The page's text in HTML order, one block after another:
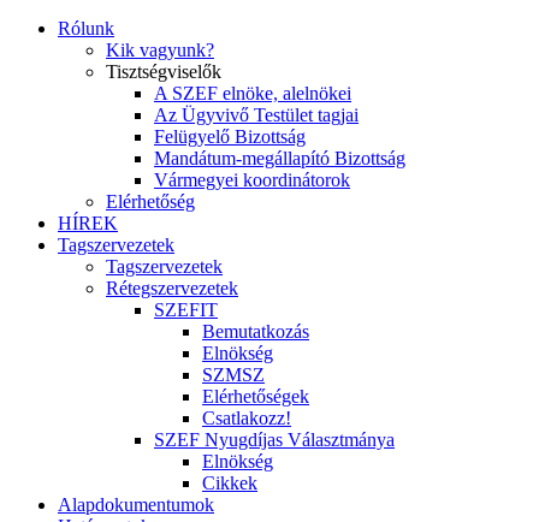
Rólunk
Kik vagyunk?
Tisztségviselők
A SZEF elnöke, alelnökei
Az Ügyvivő Testület tagjai
Felügyelő Bizottság
Mandátum-megállapító Bizottság
Vármegyei koordinátorok
Elérhetőség
HÍREK
Tagszervezetek
Tagszervezetek
Rétegszervezetek
SZEFIT
Bemutatkozás
Elnökség
SZMSZ
Elérhetőségek
Csatlakozz!
SZEF Nyugdíjas Választmánya
Elnökség
Cikkek
Alapdokumentumok